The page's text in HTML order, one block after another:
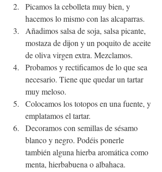
Picamos la cebolleta muy bien, y
hacemos lo mismo con las alcaparras.
Añadimos salsa de soja, salsa picante,
mostaza de dijon y un poquito de aceite
de oliva virgen extra. Mezclamos.
Probamos y rectificamos de lo que sea
necesario. Tiene que quedar un tartar
muy meloso.
Colocamos los totopos en una fuente, y
emplatamos el tartar.
Decoramos con semillas de sésamo
blanco y negro. Podéis ponerle
también alguna hierba aromática como
menta, hierbabuena o albahaca.